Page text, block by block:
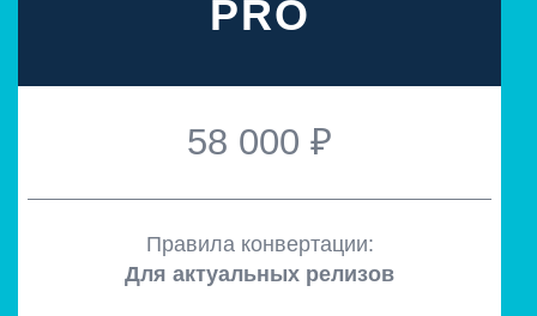
PRO
58 000 ₽
Правила конвертации:
Для актуальных релизов